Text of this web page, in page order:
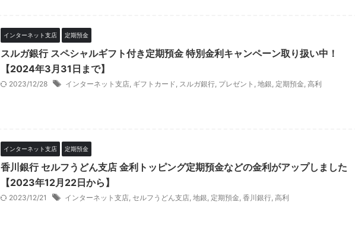
インターネット支店 定期預金
スルガ銀行 スペシャルギフト付き定期預金 特別金利キャンペーン取り扱い中！
【2024年3月31日まで】
2023/12/28 インターネット支店, ギフトカード, スルガ銀行, プレゼント , 地銀, 定期預金, 高利
インターネット支店 定期預金
香川銀行 セルフうどん支店 金利トッピング定期預金などの金利がアップしました
【2023年12月22日から】
2023/12/21 インターネット支店, セルフうどん支店, 地銀, 定期預金, 香川銀行, 高利